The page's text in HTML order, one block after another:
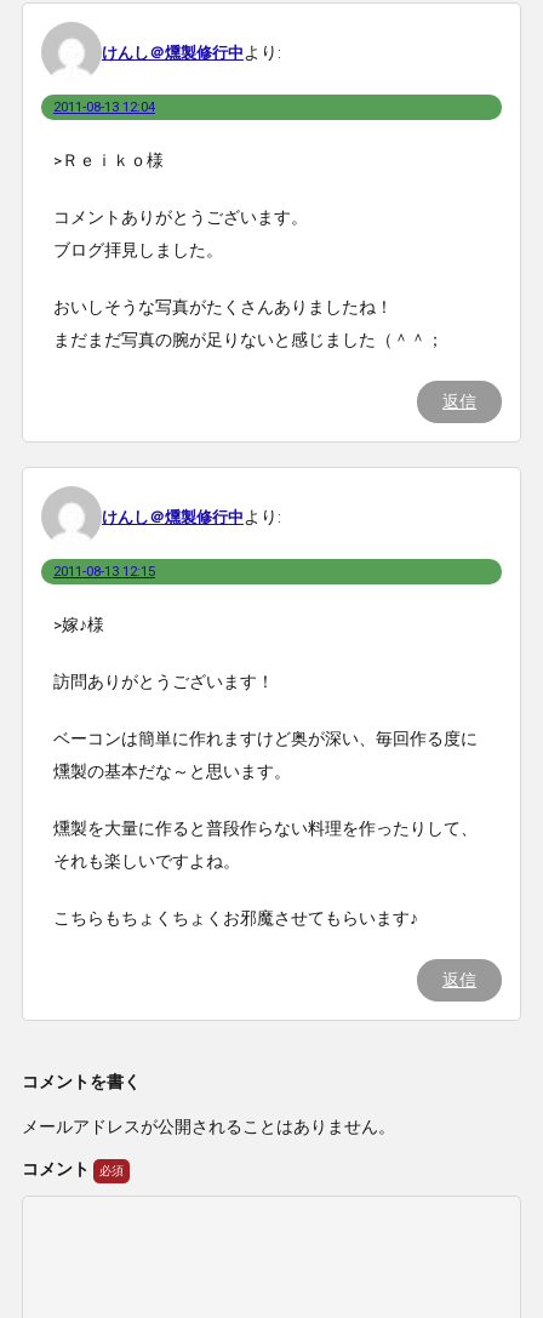
けんし＠燻製修行中 より:
2011-08-13 12:04
>Ｒｅｉｋｏ様
コメントありがとうございます。
ブログ拝見しました。
おいしそうな写真がたくさんありましたね！
まだまだ写真の腕が足りないと感じました（＾＾；
返信
けんし＠燻製修行中 より:
2011-08-13 12:15
>嫁♪様
訪問ありがとうございます！
ベーコンは簡単に作れますけど奥が深い、毎回作る度に
燻製の基本だな～と思います。
燻製を大量に作ると普段作らない料理を作ったりして、
それも楽しいですよね。
こちらもちょくちょくお邪魔させてもらいます♪
返信
コメントを書く
メールアドレスが公開されることはありません。
コメント